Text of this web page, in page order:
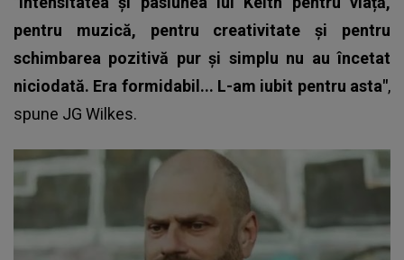
pentru muzică, pentru creativitate și pentru
schimbarea pozitivă pur și simplu nu au încetat
niciodată. Era formidabil... L-am iubit pentru asta",
spune JG Wilkes.